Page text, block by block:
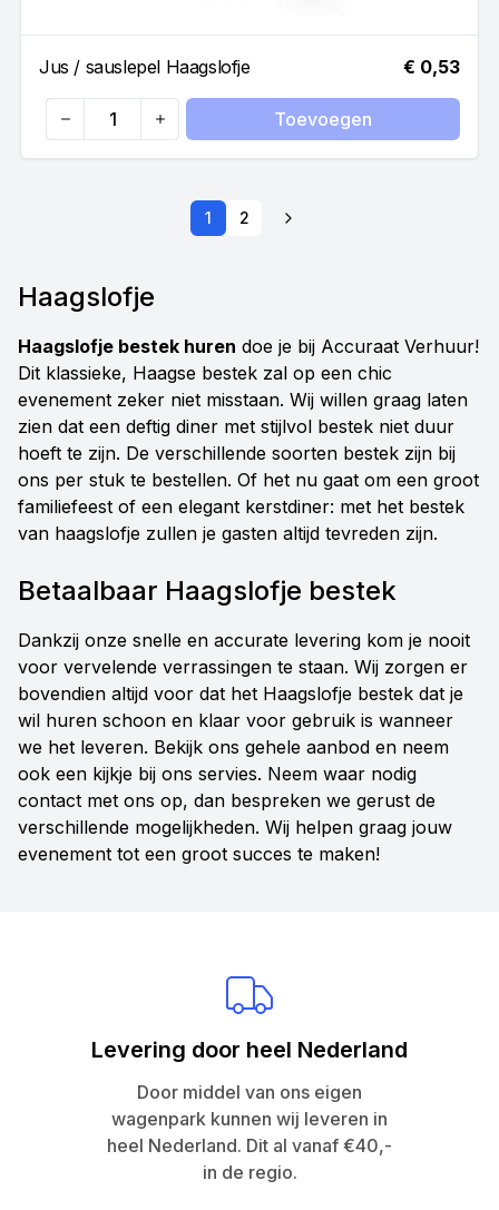
Jus / sauslepel Haagslofje € 0,53
Quantity
Toevoegen
1 2
Haagslofje
Haagslofje bestek huren doe je bij Accuraat Verhuur!
Dit klassieke, Haagse bestek zal op een chic
evenement zeker niet misstaan. Wij willen graag laten
zien dat een deftig diner met stijlvol bestek niet duur
hoeft te zijn. De verschillende soorten bestek zijn bij
ons per stuk te bestellen. Of het nu gaat om een groot
familiefeest of een elegant kerstdiner: met het bestek
van haagslofje zullen je gasten altijd tevreden zijn.
Betaalbaar Haagslofje bestek
Dankzij onze snelle en accurate levering kom je nooit
voor vervelende verrassingen te staan. Wij zorgen er
bovendien altijd voor dat het Haagslofje bestek dat je
wil huren schoon en klaar voor gebruik is wanneer
we het leveren. Bekijk ons gehele aanbod en neem
ook een kijkje bij ons servies. Neem waar nodig
contact met ons op, dan bespreken we gerust de
verschillende mogelijkheden. Wij helpen graag jouw
evenement tot een groot succes te maken!
Levering door heel Nederland
Door middel van ons eigen
wagenpark kunnen wij leveren in
heel Nederland. Dit al vanaf €40,-
in de regio.